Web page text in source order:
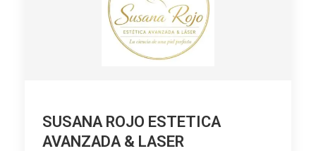
SUSANA ROJO ESTETICA
AVANZADA & LASER